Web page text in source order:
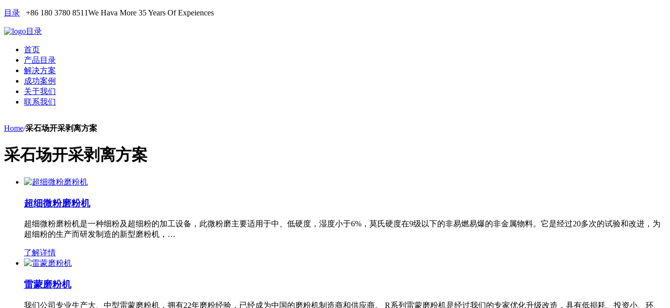
目录 +86 180 3780 8511We Hava More 35 Years Of Expeiences
目录
首页
产品目录
解决方案
成功案例
关于我们
联系我们
Home/采石场开采剥离方案
采石场开采剥离方案
超细微粉磨粉机
超细微粉磨粉机是一种细粉及超细粉的加工设备，此微粉磨主要适用于中、低硬度，湿度小于6%，莫氏硬度在9级以下的非易燃易爆的非金属物料。它是经过20多次的试验和改进，为
超细粉的生产而研发制造的新型磨粉机，…
了解详情
雷蒙磨粉机
我们公司专业生产大、中型雷蒙磨粉机，拥有22年磨粉经验，已经成为中国的磨粉机制造商和供应商。 R系列雷蒙磨粉机是经过我们的专家优化升级改造，具有低损耗、投资小、环